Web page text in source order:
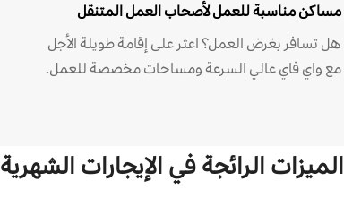
مساكن مناسبة للعمل لأصحاب العمل المتنقل
هل تسافر بغرض العمل؟ اعثر على إقامة طويلة الأجل
مع واي فاي عالي السرعة ومساحات مخصصة للعمل.
الميزات الرائجة في الإيجارات الشهرية